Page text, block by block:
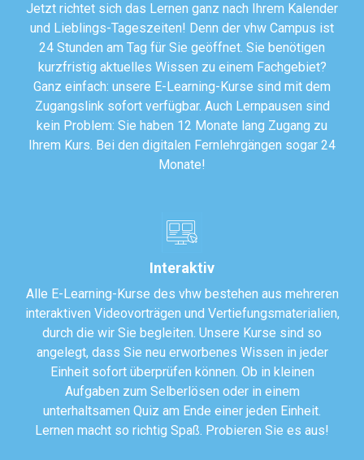
Jetzt richtet sich das Lernen ganz nach Ihrem Kalender
und Lieblings-Tageszeiten! Denn der vhw Campus ist
24 Stunden am Tag für Sie geöffnet. Sie benötigen
kurzfristig aktuelles Wissen zu einem Fachgebiet?
Ganz einfach: unsere E-Learning-Kurse sind mit dem
Zugangslink sofort verfügbar. Auch Lernpausen sind
kein Problem: Sie haben 12 Monate lang Zugang zu
Ihrem Kurs. Bei den digitalen Fernlehrgängen sogar 24
Monate!
Interaktiv
Alle E-Learning-Kurse des vhw bestehen aus mehreren
interaktiven Videovorträgen und Vertiefungsmaterialien,
durch die wir Sie begleiten. Unsere Kurse sind so
angelegt, dass Sie neu erworbenes Wissen in jeder
Einheit sofort überprüfen können. Ob in kleinen
Aufgaben zum Selberlösen oder in einem
unterhaltsamen Quiz am Ende einer jeden Einheit.
Lernen macht so richtig Spaß. Probieren Sie es aus!